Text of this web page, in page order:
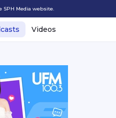
SPH Media website.
Videos